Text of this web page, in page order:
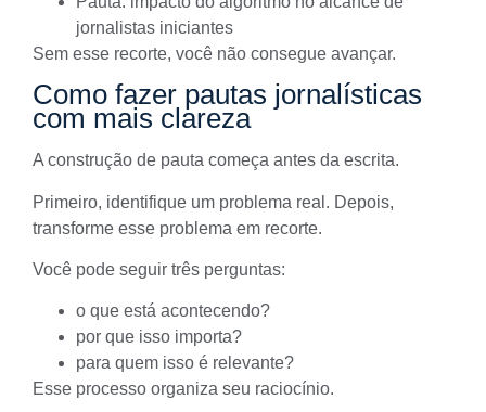
jornalistas iniciantes
Sem esse recorte, você não consegue avançar.
Como fazer pautas jornalísticas
com mais clareza
A construção de pauta começa antes da escrita.
Primeiro, identifique um problema real. Depois,
transforme esse problema em recorte.
Você pode seguir três perguntas:
o que está acontecendo?
por que isso importa?
para quem isso é relevante?
Esse processo organiza seu raciocínio.